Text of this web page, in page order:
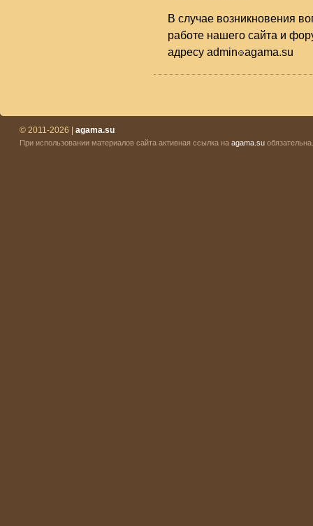
В случае возникновения
работе нашего сайта и
адресу admin
agama.su
© 2011-2026 | agama.su
При использовании материалов сайта активная ссылка на agama.su обязательна.